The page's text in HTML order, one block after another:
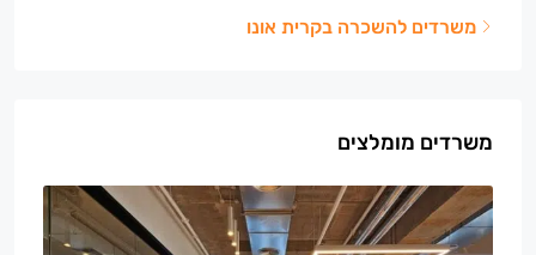
משרדים להשכרה בקרית אונו
משרדים מומלצים